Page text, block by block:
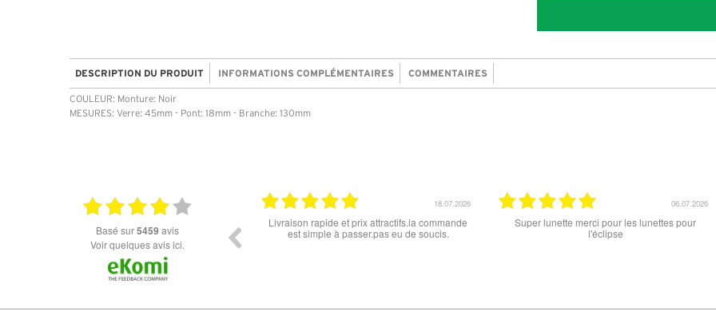
DESCRIPTION DU PRODUIT INFORMATIONS COMPLÉMENTAIRES COMMENTAIRES
COULEUR: Monture: Noir
MESURES: Verre: 45mm - Pont: 18mm - Branche: 130mm
basé sur5459 avis
Voir quelques avis ici.
dans les types de lunettes. Attention: les stocks
des différents produits ne sont pas à jour. J'ai
commandé des lunettes Nike disponible sous 7 à
14 jours. J'ai reçu sous 3 jours. Attention aux avis
truspilot qui reflètent pas le site
15.06.2026
tout est parfait , que ce soit le produit commandé
ou la livraison . merci
12.06.2026
super les lunettes, très cool, merci